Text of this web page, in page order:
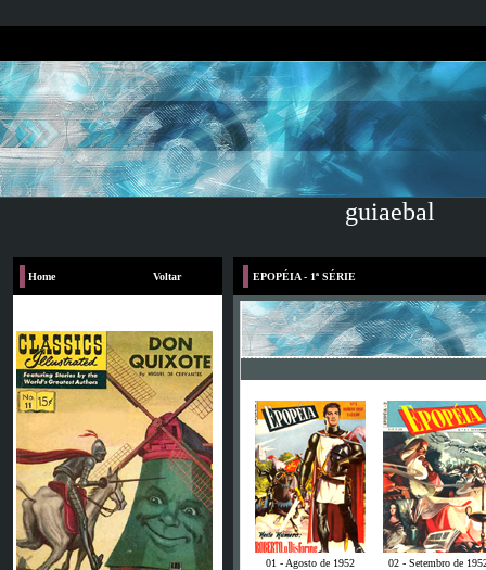
guiaebal
Home Voltar EPOPÉIA - 1ª SÉRIE
01 - Agosto de 1952
02 - Setembro de